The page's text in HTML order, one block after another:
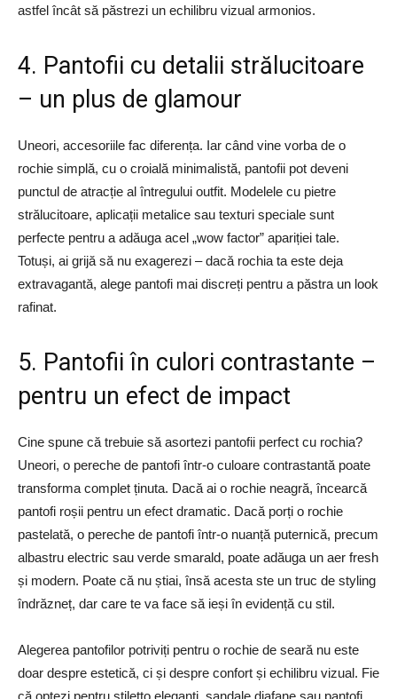
astfel încât să păstrezi un echilibru vizual armonios.
4. Pantofii cu detalii strălucitoare
– un plus de glamour
Uneori, accesoriile fac diferența. Iar când vine vorba de o
rochie simplă, cu o croială minimalistă, pantofii pot deveni
punctul de atracție al întregului outfit. Modelele cu pietre
strălucitoare, aplicații metalice sau texturi speciale sunt
perfecte pentru a adăuga acel „wow factor” apariției tale.
Totuși, ai grijă să nu exagerezi – dacă rochia ta este deja
extravagantă, alege pantofi mai discreți pentru a păstra un look
rafinat.
5. Pantofii în culori contrastante –
pentru un efect de impact
Cine spune că trebuie să asortezi pantofii perfect cu rochia?
Uneori, o pereche de pantofi într-o culoare contrastantă poate
transforma complet ținuta. Dacă ai o rochie neagră, încearcă
pantofi roșii pentru un efect dramatic. Dacă porți o rochie
pastelată, o pereche de pantofi într-o nuanță puternică, precum
albastru electric sau verde smarald, poate adăuga un aer fresh
și modern. Poate că nu știai, însă acesta ste un truc de styling
îndrăzneț, dar care te va face să ieși în evidență cu stil.
Alegerea pantofilor potriviți pentru o rochie de seară nu este
doar despre estetică, ci și despre confort și echilibru vizual. Fie
că optezi pentru stiletto eleganți, sandale diafane sau pantofi